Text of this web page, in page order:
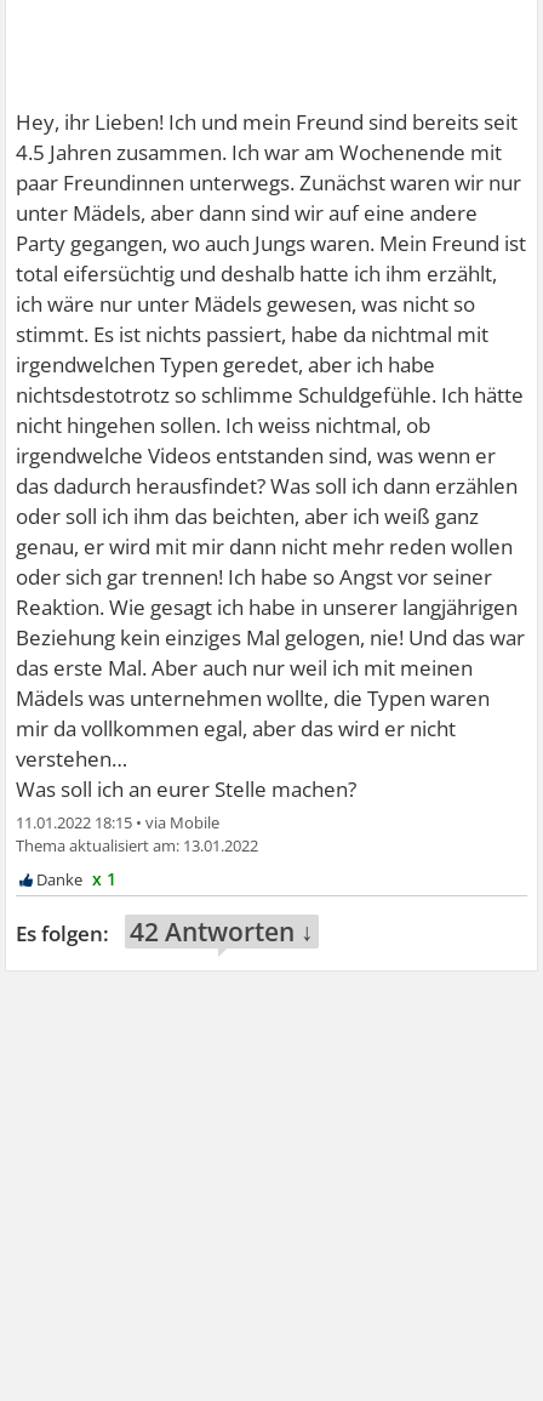
Hey, ihr Lieben! Ich und mein Freund sind bereits seit
4.5 Jahren zusammen. Ich war am Wochenende mit
paar Freundinnen unterwegs. Zunächst waren wir nur
unter Mädels, aber dann sind wir auf eine andere
Party gegangen, wo auch Jungs waren. Mein Freund ist
total eifersüchtig und deshalb hatte ich ihm erzählt,
ich wäre nur unter Mädels gewesen, was nicht so
stimmt. Es ist nichts passiert, habe da nichtmal mit
irgendwelchen Typen geredet, aber ich habe
nichtsdestotrotz so schlimme Schuldgefühle. Ich hätte
nicht hingehen sollen. Ich weiss nichtmal, ob
irgendwelche Videos entstanden sind, was wenn er
das dadurch herausfindet? Was soll ich dann erzählen
oder soll ich ihm das beichten, aber ich weiß ganz
genau, er wird mit mir dann nicht mehr reden wollen
oder sich gar trennen! Ich habe so Angst vor seiner
Reaktion. Wie gesagt ich habe in unserer langjährigen
Beziehung kein einziges Mal gelogen, nie! Und das war
das erste Mal. Aber auch nur weil ich mit meinen
Mädels was unternehmen wollte, die Typen waren
mir da vollkommen egal, aber das wird er nicht
verstehen…
Was soll ich an eurer Stelle machen?
11.01.2022 18:15 •
13.01.2022
x 1
42 Antworten ↓